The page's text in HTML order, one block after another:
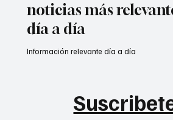
noticias más
día a día
Información relevante día a día